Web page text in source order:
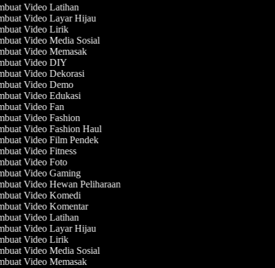
Video Latihan
Video Layar Hijau
Video Lirik
Video Media Sosial
Video Memasak
Video DIY
Video Dekorasi
Video Demo
Video Edukasi
Video Fan
Video Fashion
Video Fashion Haul
Video Film Pendek
Video Fitness
Video Foto
Video Gaming
Video Hewan Peliharaan
Video Komedi
Video Komentar
Video Latihan
Video Layar Hijau
Video Lirik
Video Media Sosial
Video Memasak